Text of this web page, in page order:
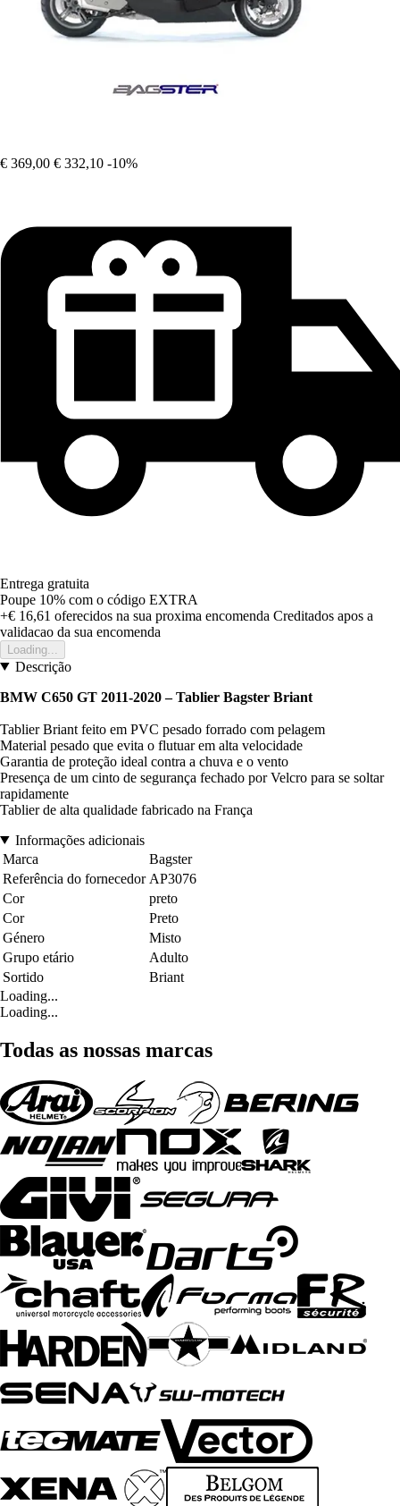
€ 369,00 € 332,10 -10%
Entrega gratuita
Poupe 10% com o código EXTRA
+€ 16,61 oferecidos na sua proxima encomenda Creditados apos a
validacao da sua encomenda
Loading...
Descrição
BMW C650 GT 2011-2020 – Tablier Bagster Briant
Tablier Briant feito em PVC pesado forrado com pelagem
Material pesado que evita o flutuar em alta velocidade
Garantia de proteção ideal contra a chuva e o vento
Presença de um cinto de segurança fechado por Velcro para se soltar
rapidamente
Tablier de alta qualidade fabricado na França
Informações adicionais
Marca
Bagster
Referência do fornecedor AP3076
Cor
preto
Cor
Preto
Género
Misto
Grupo etário
Adulto
Sortido
Briant
Loading...
Loading...
Todas as nossas marcas